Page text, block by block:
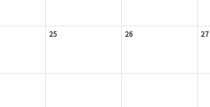
25 26 27